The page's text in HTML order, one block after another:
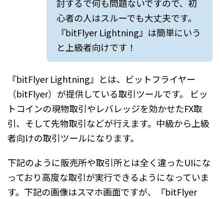
討するで何も問題ないですので、初
心者の人はスルーでも大丈夫です。
『bitFlyer Lightning』は簡単にいう
と上級者向けです！
『bitFlyer Lightning』とは、ビットフライヤー
（bitFlyer）が提供している取引ツールです。 ビッ
トコインの現物取引やレバレッジを効かせたFX取
引、そして先物取引などが行えます。中級から上級
者向けの取引ツールになります。
下記のように販売所や取引所とは全く違ったUIにな
っており高度な取引が実行できるようになっていま
す。下記の画像はスマホ画面ですが、『bitFlyer